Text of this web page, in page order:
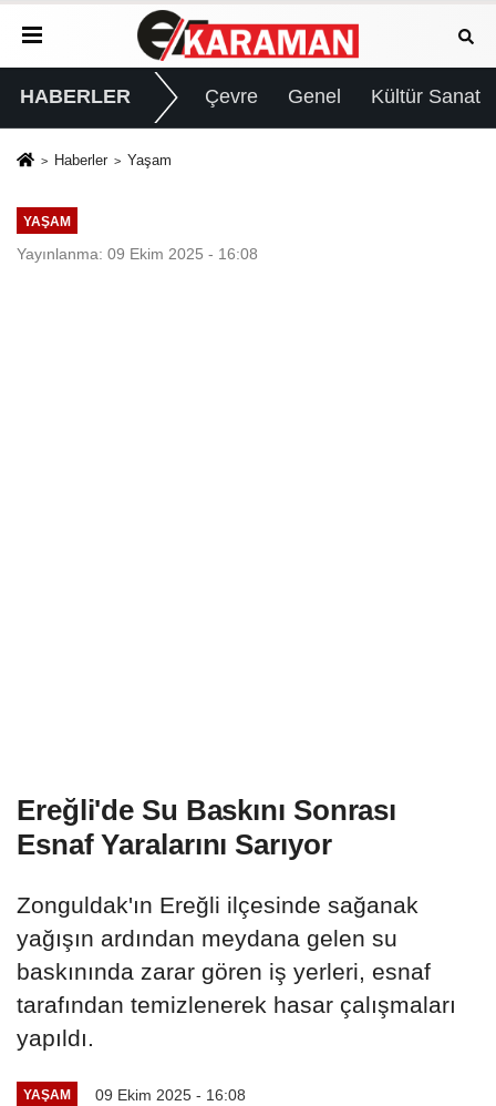
HABERLER Çevre Genel Kültür Sanat
Haberler Yaşam
YAŞAM
Yayınlanma: 09 Ekim 2025 - 16:08
Ereğli'de Su Baskını Sonrası
Esnaf Yaralarını Sarıyor
Zonguldak'ın Ereğli ilçesinde sağanak
yağışın ardından meydana gelen su
baskınında zarar gören iş yerleri, esnaf
tarafından temizlenerek hasar çalışmaları
yapıldı.
YAŞAM 09 Ekim 2025 - 16:08